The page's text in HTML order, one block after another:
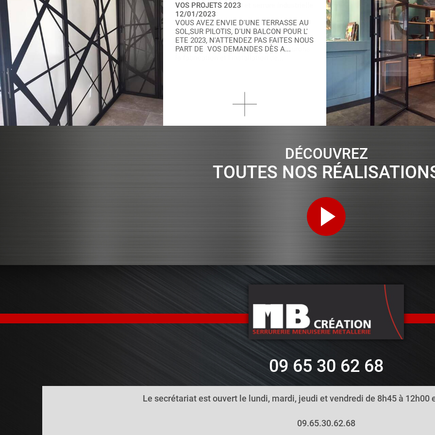
VOS PROJETS 2023
12/01/2023
VOUS AVEZ ENVIE D'UNE TERRASSE AU
SOL,SUR PILOTIS, D'UN BALCON POUR L'
ETE 2023, N'ATTENDEZ PAS FAITES NOUS
PART DE VOS DEMANDES DÈS A...
DÉCOUVREZ
TOUTES NOS
09 65 30 62 68
Le secrétariat est ouvert le lundi, mardi, jeudi et vendredi de 8h45 à 12h00
09.65.30.62.68